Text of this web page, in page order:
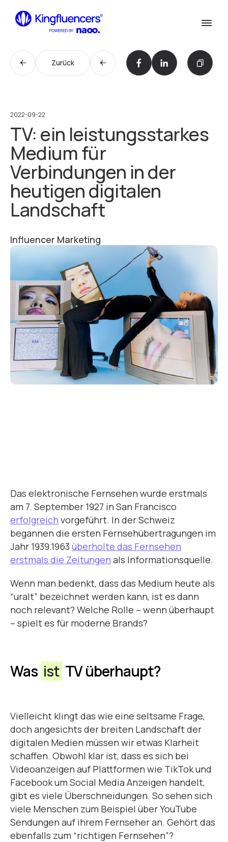
Dienstleistungen
Cases
Agentur
Blog
Blog
Influencer werden
Influencer werden
Kontaktiere uns
Kontakt
Zurück
2022-09-22
TV: ein leistungsstarkes
Medium für
Verbindungen in der
heutigen digitalen
Landschaft
Influencer Marketing
Das elektronische Fernsehen wurde erstmals
am 7. September 1927 in San Francisco
erfolgreich vorgeführt. In der Schweiz
begannen die ersten Fernsehübertragungen im
Jahr 1939.1963 überholte das Fernsehen
erstmals die Zeitungen als Informationsquelle.
Wenn man bedenkt, dass das Medium heute als
“uralt” bezeichnet werden kann, ist es dann
noch relevant? Welche Rolle – wenn überhaupt
– spielt es für moderne Brands?
Was ist TV überhaupt?
Vielleicht klingt das wie eine seltsame Frage,
doch angesichts der breiten Landschaft der
digitalen Medien müssen wir etwas Klarheit
schaffen. Obwohl klar ist, dass es sich bei
Videoanzeigen auf Plattformen wie TikTok und
Facebook um Social Media Anzeigen handelt,
gibt es viele Überschneidungen. So sehen sich
viele Menschen zum Beispiel über YouTube
Sendungen auf ihrem Fernseher an. Gehört das
ebenfalls zum “richtigen Fernsehen”?